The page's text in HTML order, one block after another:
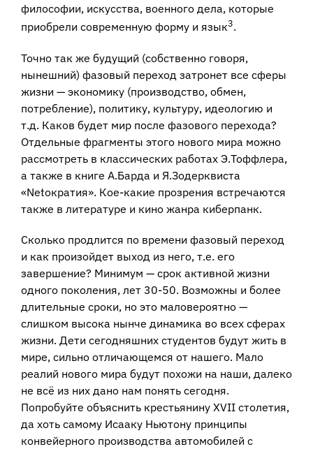
философии, искусства, военного дела, которые
приобрели современную форму и язык3.
Точно так же будущий (собственно говоря,
нынешний) фазовый переход затронет все сферы
жизни — экономику (производство, обмен,
потребление), политику, культуру, идеологию и
т.д. Каков будет мир после фазового перехода?
Отдельные фрагменты этого нового мира можно
рассмотреть в классических работах Э.Тоффлера,
а также в книге А.Барда и Я.Зодерквиста
«Netократия». Кое-какие прозрения встречаются
также в литературе и кино жанра киберпанк.
Сколько продлится по времени фазовый переход
и как произойдет выход из него, т.е. его
завершение? Минимум — срок активной жизни
одного поколения, лет 30-50. Возможны и более
длительные сроки, но это маловероятно —
слишком высока нынче динамика во всех сферах
жизни. Дети сегодняшних студентов будут жить в
мире, сильно отличающемся от нашего. Мало
реалий нового мира будут похожи на наши, далеко
не всё из них дано нам понять сегодня.
Попробуйте объяснить крестьянину XVII столетия,
да хоть самому Исааку Ньютону принципы
конвейерного производства автомобилей с